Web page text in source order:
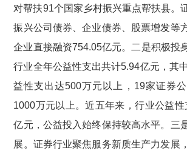
对帮扶91个国家乡村振兴重点帮扶县。
振兴公司债券、企业债券、股票增发等
企业直接融资754.05亿元。 二是积极投
行业全年公益性支出共计5.94亿元，其
益性支出达500万元以上， 19家证券
1000万元以上。近五年来，行业公益性
亿元，公益投入始终保持较高水平。三
展。证券行业聚焦服务新质生产力发展